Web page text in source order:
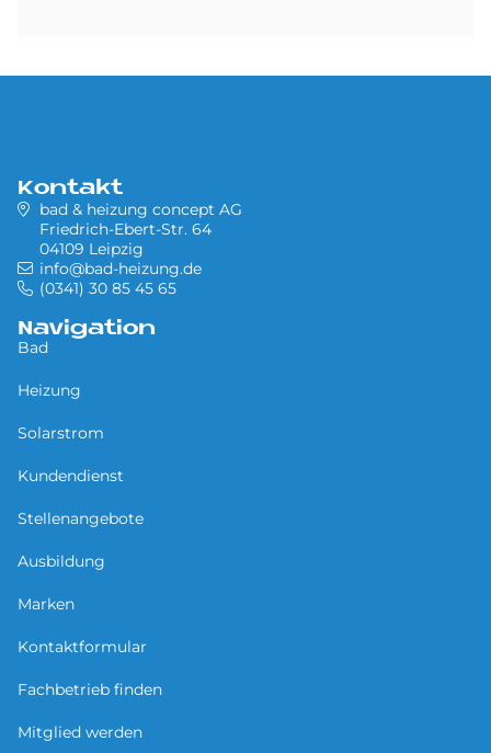
Kontakt
bad & heizung concept AG
Friedrich-Ebert-Str. 64
04109 Leipzig
info@bad-heizung.de
(0341) 30 85 45 65
Navigation
Bad
Heizung
Solarstrom
Kundendienst
Stellenangebote
Ausbildung
Marken
Kontaktformular
Fachbetrieb finden
Mitglied werden